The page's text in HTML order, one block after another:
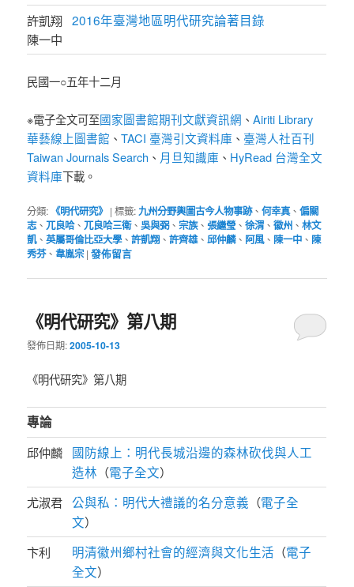
許凱翔
陳一中
2016年臺灣地區明代研究論著目錄
民國一○五年十二月
※電子全文可至國家圖書館期刊文獻資訊網 、Airiti Library
華藝線上圖書館 、TACI 臺灣引文資料庫 、 臺灣人社百刊
Taiwan Journals Search 、 月旦知識庫 、 HyRead 台灣全文
資料庫下載。
分類: 《明代研究》 |標籤:九州分野輿圖古今人物事跡、何幸真、偏關
志、兀良哈、兀良哈三衛、吳與弼、宗族、張繼瑩 、徐渭 、徽州 、林文
凱、英屬哥倫比亞大學、許凱翔 、許齊雄、邱仲麟、 阿風、 陳一中 、 陳
秀芬、韋胤宗 |發佈留言
《明代研究》第八期
發佈日期:2005-10-13
《明代研究》第八期
專論
邱仲麟
國防線上：明代長城沿邊的森林砍伐與人工
造林 （電子全文）
尤淑君 公與私：明代大禮議的名分意義 （電子全
文）
卞利
明清徽州鄉村社會的經濟與文化生活 （電子
全文）